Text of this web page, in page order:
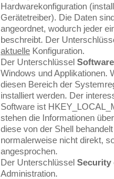
Hardwarekonfiguration
Gerätetreiber). Die Daten
angeordnet, wodurch jeder
beschreibt. Der
aktuelle Konfiguration.
Der Unterschlüssel Software
Windows und Applikationen.
diesen Bereich der
installiert werden. Der
Software ist
stehen die Informationen
diese von der Shell
normalerweise nicht direkt,
angesprochen.
Der Unterschlüssel Security
Administration.